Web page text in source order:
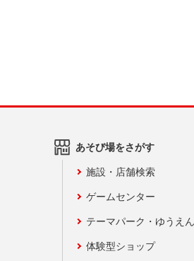
あそび場をさがす
施設・店舗検索
ゲームセンター
テーマパーク・ゆうえ
体験型ショップ